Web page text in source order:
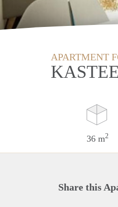
APARTMENT
36 m2
Share this